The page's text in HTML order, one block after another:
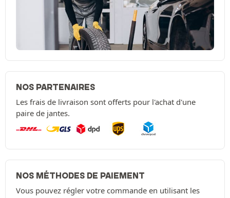
NOS PARTENAIRES
Les frais de livraison sont offerts pour l'achat d'une
paire de jantes.
NOS MÉTHODES DE PAIEMENT
Vous pouvez régler votre commande en utilisant les